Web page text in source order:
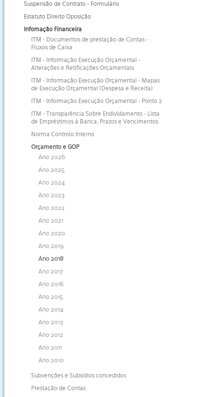
Suspensão de Contrato - Formulário
Estatuto Direito Oposição
Infomação Financeira
ITM - Documentos de prestação de Contas -
Fluxos de Caixa
ITM - Informação Execução Orçamental -
Alterações e Retificações Orçamentais
ITM - Informação Execução Orçamental - Mapas
de Execução Orçamental (Despesa e Receita)
ITM - Informação Execução Orçamental - Ponto 2
ITM - Transparência Sobre Endividamento - Lista
de Empréstimos à Banca, Prazos e Vencimentos
Norma Controlo Interno
Orçamento e GOP
Ano 2026
Ano 2025
Ano 2024
Ano 2023
Ano 2022
Ano 2021
Ano 2020
Ano 2019
Ano 2018
Ano 2017
Ano 2016
Ano 2015
Ano 2014
Ano 2013
Ano 2012
Ano 2011
Ano 2010
Subvenções e Subsídios concedidos
Prestação de Contas